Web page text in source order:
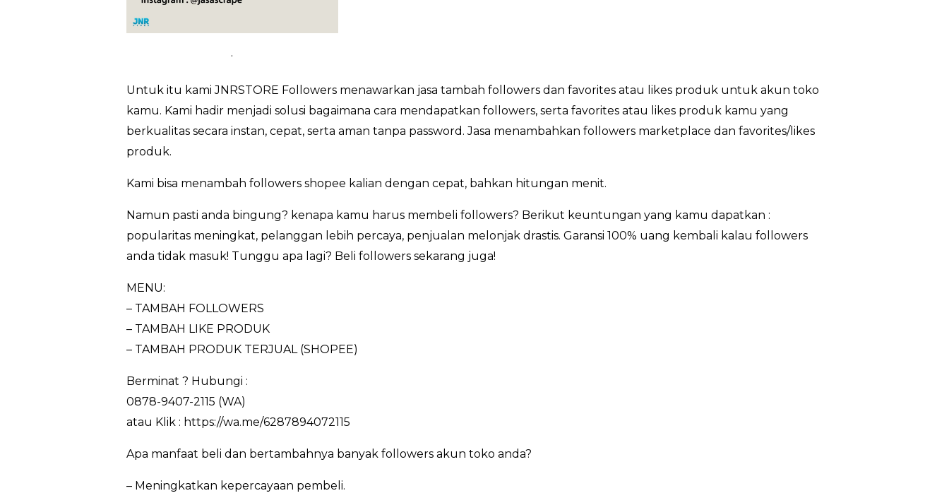
.
Untuk itu kami JNRSTORE Followers menawarkan jasa tambah followers dan favorites atau likes produk untuk akun toko
kamu. Kami hadir menjadi solusi bagaimana cara mendapatkan followers, serta favorites atau likes produk kamu yang
berkualitas secara instan, cepat, serta aman tanpa password. Jasa menambahkan followers marketplace dan favorites/likes
produk.
Kami bisa menambah followers shopee kalian dengan cepat, bahkan hitungan menit.
Namun pasti anda bingung? kenapa kamu harus membeli followers? Berikut keuntungan yang kamu dapatkan :
popularitas meningkat, pelanggan lebih percaya, penjualan melonjak drastis. Garansi 100% uang kembali kalau followers
anda tidak masuk! Tunggu apa lagi? Beli followers sekarang juga!
MENU:
– TAMBAH FOLLOWERS
– TAMBAH LIKE PRODUK
– TAMBAH PRODUK TERJUAL (SHOPEE)
Berminat ? Hubungi :
0878-9407-2115 (WA)
atau Klik : https://wa.me/6287894072115
Apa manfaat beli dan bertambahnya banyak followers akun toko anda?
– Meningkatkan kepercayaan pembeli.